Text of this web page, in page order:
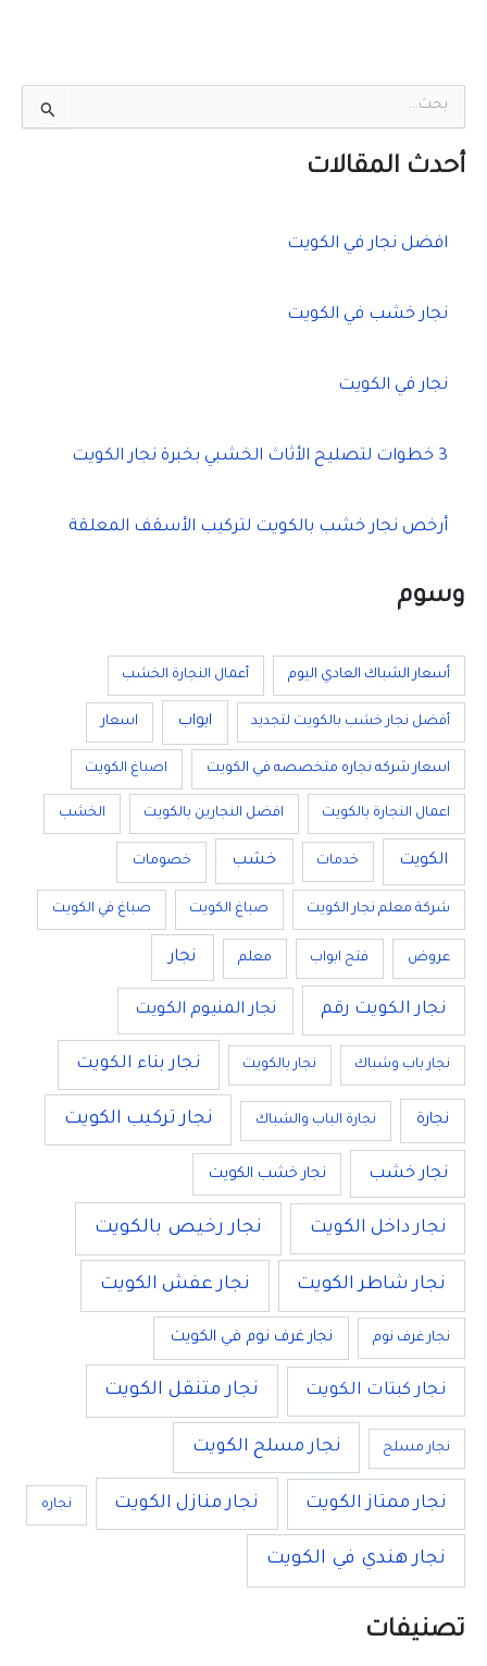
ح
أحدث المقالات
افضل نجار في الكويت
نجار خشب في الكويت
نجار في الكويت
3 خطوات لتصليح الأثاث الخشبي بخبرة نجار الكويت
أرخص نجار خشب بالكويت لتركيب الأسقف المعلقة
وسوم
أسعار الشباك العادي اليوم أعمال النجارة الخشب
أفضل نجار خشب بالكويت لتجديد ابواب اسعار
اسعار شركه نجاره متخصصه في الكويت اصباغ الكويت
اعمال النجارة بالكويت افضل النجارين بالكويت الخشب
الكويت خدمات خشب خصومات
شركة معلم نجار الكويت صباغ الكويت صباغ في الكويت
عروض فتح ابواب معلم نجار
نجار الكويت رقم نجار المنيوم الكويت
نجار باب وشباك نجار بالكويت نجار بناء الكويت
نجارة نجارة الباب والشباك نجار تركيب الكويت
نجار خشب نجار خشب الكويت
نجار داخل الكويت نجار رخيص بالكويت
نجار شاطر الكويت نجار عفش الكويت
نجار غرف نوم نجار غرف نوم في الكويت
نجار كبتات الكويت نجار متنقل الكويت
نجار مسلح نجار مسلح الكويت
نجار ممتاز الكويت نجار منازل الكويت نجاره
نجار هندي في الكويت
تصنيفات